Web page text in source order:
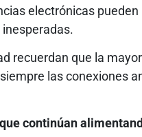
electrónicas
recuerdan que la
las conexiones
continúan